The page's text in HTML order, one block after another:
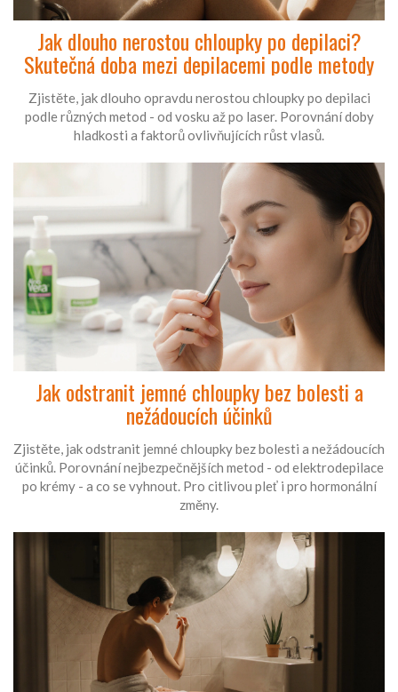
Jak dlouho nerostou chloupky po depilaci?
Skutečná doba mezi depilacemi podle metody
Zjistěte, jak dlouho opravdu nerostou chloupky po depilaci
podle různých metod - od vosku až po laser. Porovnání doby
hladkosti a faktorů ovlivňujících růst vlasů.
Jak odstranit jemné chloupky bez bolesti a
nežádoucích účinků
Zjistěte, jak odstranit jemné chloupky bez bolesti a nežádoucích
účinků. Porovnání nejbezpečnějších metod - od elektrodepilace
po krémy - a co se vyhnout. Pro citlivou pleť i pro hormonální
změny.